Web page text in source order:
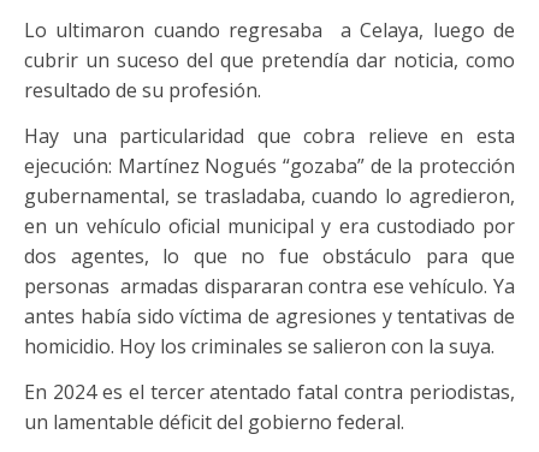
Lo ultimaron cuando regresaba a Celaya, luego de
cubrir un suceso del que pretendía dar noticia, como
resultado de su profesión.
Hay una particularidad que cobra relieve en esta
ejecución: Martínez Nogués “gozaba” de la protección
gubernamental, se trasladaba, cuando lo agredieron,
en un vehículo oficial municipal y era custodiado por
dos agentes, lo que no fue obstáculo para que
personas armadas dispararan contra ese vehículo. Ya
antes había sido víctima de agresiones y tentativas de
homicidio. Hoy los criminales se salieron con la suya.
En 2024 es el tercer atentado fatal contra periodistas,
un lamentable déficit del gobierno federal.